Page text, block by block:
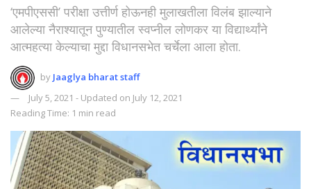
‘एमपीएससी’ परीक्षा उत्तीर्ण होऊनही मुलाखतीला विलंब झाल्याने
आलेल्या नैराश्यातून पुण्यातील स्वप्नील लोणकर या विद्यार्थ्यांने
आत्महत्या केल्याचा मुद्दा विधानसभेत चर्चेला आला होता.
by Jaaglya bharat staff
July 5, 2021 - Updated on July 12, 2021
Reading Time: 1 min read